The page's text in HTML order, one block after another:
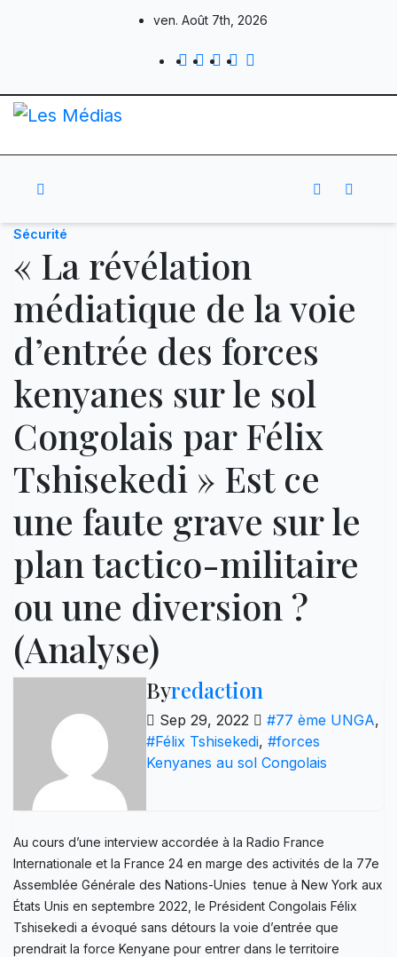
ven. Août 7th, 2026
Sécurité
« La révélation
médiatique de la voie
d’entrée des forces
kenyanes sur le sol
Congolais par Félix
Tshisekedi » Est ce
une faute grave sur le
plan tactico-militaire
ou une diversion ?
(Analyse)
Byredaction
Sep 29, 2022 #77 ème UNGA,
#Félix Tshisekedi, #forces
Kenyanes au sol Congolais
Au cours d’une interview accordée à la Radio France
Internationale et la France 24 en marge des activités de la 77e
Assemblée Générale des Nations-Unies tenue à New York aux
États Unis en septembre 2022, le Président Congolais Félix
Tshisekedi a évoqué sans détours la voie d’entrée que
prendrait la force Kenyane pour entrer dans le territoire